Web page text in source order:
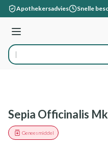
Ga naar de inhoud
Apothekersadvies Snelle
Menu
Product, merk, categorie...
Sepia Officinalis
Geneesmiddel